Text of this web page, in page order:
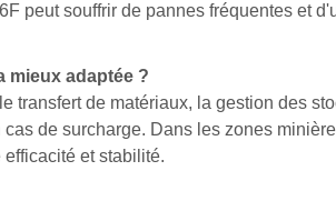
peut souffrir de pannes fréquentes et
mieux adaptée ?
de matériaux, la gestion des
de surcharge. Dans les zones
et stabilité.